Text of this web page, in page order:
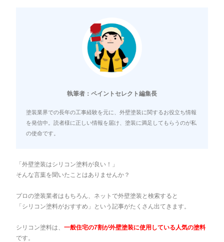
執筆者：ペイントセレクト編集長
塗装業界での長年の工事経験を元に、外壁塗装に関するお役立ち情報
を発信中。読者様に正しい情報を届け、塗装に満足してもらうのが私
の使命です。
「外壁塗装はシリコン塗料が良い！」
そんな言葉を聞いたことはありませんか？
プロの塗装業者はもちろん、ネットで外壁塗装と検索すると
「シリコン塗料がおすすめ」
という記事がたくさん出てきます。
シリコン塗料は、一般住宅の7割が外壁塗装に使用している人気の塗料
です。